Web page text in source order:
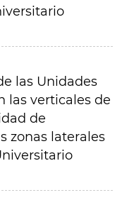
las Unidades
las verticales de
de
zonas laterales